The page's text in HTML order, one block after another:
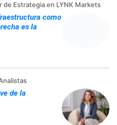
de Estrategia en LYNK Markets
como
es la
de la